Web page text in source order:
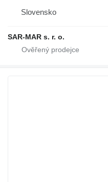
Slovensko
SAR-MAR s. r. o.